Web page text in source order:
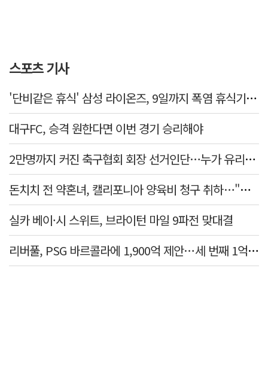
스포츠 기사
'단비같은 휴식' 삼성 라이온즈, 9일까지 폭염 휴식기에 재정비
대구FC, 승격 원한다면 이번 경기 승리해야
2만명까지 커진 축구협회 회장 선거인단…누가 유리할까
돈치치 전 약혼녀, 캘리포니아 양육비 청구 취하…"합의로 해결"
실카 베이·시 스위트, 브라이턴 마일 9파전 맞대결
리버풀, PSG 바르콜라에 1,900억 제안…세 번째 1억 파운드 영입 추진